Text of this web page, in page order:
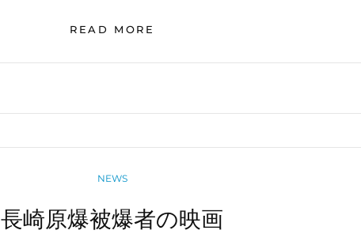
が
歌
参
READ MORE
OF
し
人
告
CATEGORIES
NEWS
長崎原爆被爆者の映画